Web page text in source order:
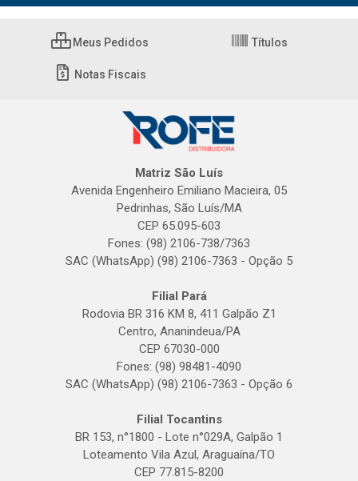
Meus Pedidos Títulos
Notas Fiscais
Matriz São Luís
Avenida Engenheiro Emiliano Macieira, 05
Pedrinhas, São Luís/MA
CEP 65.095-603
Fones: (98) 2106-738/7363
SAC (WhatsApp) (98) 2106-7363 - Opção 5
Filial Pará
Rodovia BR 316 KM 8, 411 Galpão Z1
Centro, Ananindeua/PA
CEP 67030-000
Fones: (98) 98481-4090
SAC (WhatsApp) (98) 2106-7363 - Opção 6
Filial Tocantins
BR 153, n°1800 - Lote n°029A, Galpão 1
Loteamento Vila Azul, Araguaína/TO
CEP 77.815-8200